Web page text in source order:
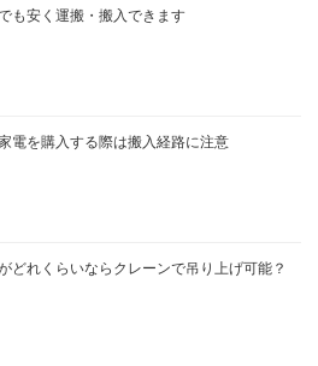
も安く運搬・搬入できます
電を購入する際は搬入経路に注意
どれくらいならクレーンで吊り上げ可能？